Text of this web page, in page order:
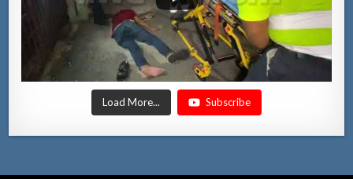
Load More... Subscribe